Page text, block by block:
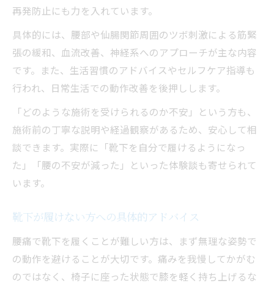
再発防止にも力を入れています。
具体的には、腰部や仙腸関節周囲のツボ刺激による筋緊
張の緩和、血流改善、神経系へのアプローチが主な内容
です。また、生活習慣のアドバイスやセルフケア指導も
行われ、日常生活での動作改善を後押しします。
「どのような施術を受けられるのか不安」という方も、
施術前の丁寧な説明や経過観察があるため、安心して相
談できます。実際に「靴下を自分で履けるようになっ
た」「腰の不安が減った」といった体験談も寄せられて
います。
靴下が履けない方への具体的アドバイス
腰痛で靴下を履くことが難しい方は、まず無理な姿勢で
の動作を避けることが大切です。痛みを我慢してかがむ
のではなく、椅子に座った状態で膝を軽く持ち上げるな